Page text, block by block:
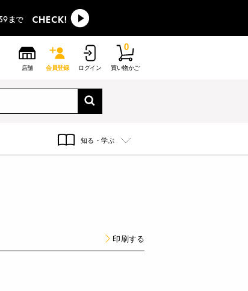
店舗 会員登録 ログイン 買い物かご
0
知る・学ぶ
印刷する